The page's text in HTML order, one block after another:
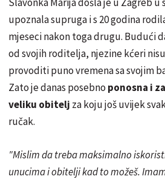
upoznala supruga i s 20 godina
mjeseci nakon toga drugu. Budući
od svojih roditelja, njezine kćeri
provoditi puno vremena sa svojim
Zato je danas posebno ponosna i
veliku obitelj za koju još uvijek
ručak.
"Mislim da treba maksimalno
unucima i obitelji kad to možeš.